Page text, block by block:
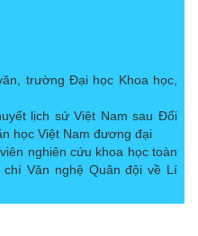
trường Đại học Khoa học,
lịch sử Việt Nam sau Đổi
học Việt Nam đương đại
nghiên cứu khoa học toàn
Văn nghệ Quân đội về Lí